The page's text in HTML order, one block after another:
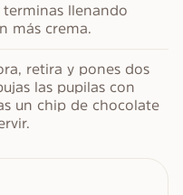
terminas llenando
más crema.
retira y pones dos
las pupilas con
un chip de chocolate